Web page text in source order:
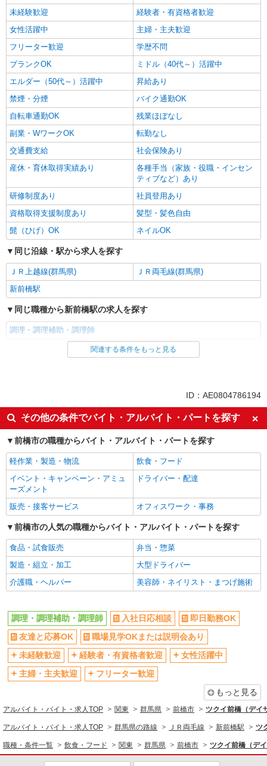
未経験歓迎
経験者・有資格者歓迎
女性活躍中
主婦・主夫歓迎
フリーター歓迎
学歴不問
ブランクOK
ミドル（40代～）活躍中
エルダー（50代～）活躍中
昇給あり
禁煙・分煙
バイク通勤OK
自転車通勤OK
残業ほぼなし
副業・WワークOK
転勤なし
交通費支給
社会保険あり
産休・育休取得実績あり
各種手当（家族・役職・インセン
ティブなど）あり
研修制度あり
社員登用あり
資格取得支援制度あり
髪型・髪色自由
髭（ひげ）OK
ネイルOK
同じ沿線・駅から求人を探す
ＪＲ上越線(群馬県)
ＪＲ両毛線(群馬県)
新前橋駅
同じ職種から新前橋駅の求人を探す
調理・調理補助・調理師
同じ雇用形態から新前橋駅の求人を探す
入社日応相談
即日勤務OK
友達と応募OK
職場見学OKまたは説明会あり
未経験歓迎
経験者・有資格者歓迎
女性活躍中
主婦・主夫歓迎
フリーター歓迎
学歴不問
ブランクOK
ミドル（40代～）活躍中
エルダー（50代～）活躍中
昇給あり
禁煙・分煙
バイク通勤OK
自転車通勤OK
残業ほぼなし
副業・WワークOK
転勤なし
交通費支給
社会保険あり
ティブなど）あり
研修制度あり
社員登用あり
資格取得支援制度あり
髪型・髪色自由
髭（ひげ）OK
ネイルOK
飲食・フード
調理・調理補助・調理師
同じ特徴から求人を探す
関連する条件をもっと見る
ID：AE0804786194
その他の条件でバイト・アルバイト・パートを探す
前橋市の職種からバイト・アルバイト・パートを探す
軽作業・製造・物流
飲食・フード
イベント・キャンペーン・アミュ
ーズメント
ドライバー・配達
販売・接客サービス オフィスワーク・事務
前橋市の人気の職種からバイト・アルバイト・パートを探す
食品・試食販売
弁当・惣菜
製造・組立・加工
大型ドライバー
介護職・ヘルパー
美容師・ネイリスト・まつげ施術
調理・調理補助・調理師 入社日応相談
即日勤務OK
友達と応募OK
職場見学OKまたは説明会あり
未経験歓迎
経験者・有資格者歓迎
女性活躍中
主婦・主夫歓迎
フリーター歓迎
もっと見る
アルバイト・バイト・求人TOP 関東 群馬県 前橋市 ツクイ前橋（デイ
アルバイト・バイト・求人TOP 群馬県の路線 ＪＲ両毛線 新前橋駅 ツ
職種・条件一覧 飲食・フード 関東 群馬県 前橋市 ツクイ前橋（デ